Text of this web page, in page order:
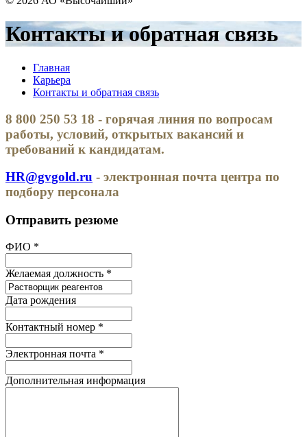
Контакты и обратная связь
Главная
Карьера
Контакты и обратная связь
8 800 250 53 18 - горячая линия по вопросам
работы, условий, открытых вакансий и
требований к кандидатам.
HR@gvgold.ru - электронная почта центра по
подбору персонала
Отправить резюме
ФИО *
Желаемая должность *
Дата рождения
Контактный номер *
Электронная почта *
Дополнительная информация